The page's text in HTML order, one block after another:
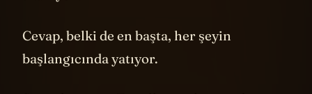
Cevap, belki de en başta, her şeyin
başlangıcında yatıyor.